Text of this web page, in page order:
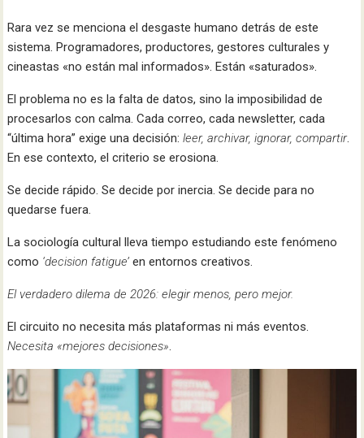
Rara vez se menciona el desgaste humano detrás de este
sistema. Programadores, productores, gestores culturales y
cineastas «no están mal informados». Están «saturados».
El problema no es la falta de datos, sino la imposibilidad de
procesarlos con calma. Cada correo, cada newsletter, cada
“última hora” exige una decisión:leer, archivar, ignorar, compartir.
En ese contexto, el criterio se erosiona.
Se decide rápido. Se decide por inercia. Se decide para no
quedarse fuera.
La sociología cultural lleva tiempo estudiando este fenómeno
como ‘decision fatigue’ en entornos creativos.
El verdadero dilema de 2026: elegir menos, pero mejor.
El circuito no necesita más plataformas ni más eventos.
Necesita «mejores decisiones».